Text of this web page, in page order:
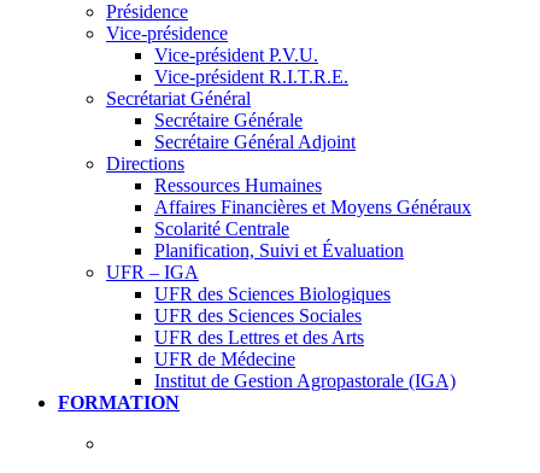
Présidence
Vice-présidence
Vice-président P.V.U.
Vice-président R.I.T.R.E.
Secrétariat Général
Secrétaire Générale
Secrétaire Général Adjoint
Directions
Ressources Humaines
Affaires Financières et Moyens Généraux
Scolarité Centrale
Planification, Suivi et Évaluation
UFR – IGA
UFR des Sciences Biologiques
UFR des Sciences Sociales
UFR des Lettres et des Arts
UFR de Médecine
Institut de Gestion Agropastorale (IGA)
FORMATION